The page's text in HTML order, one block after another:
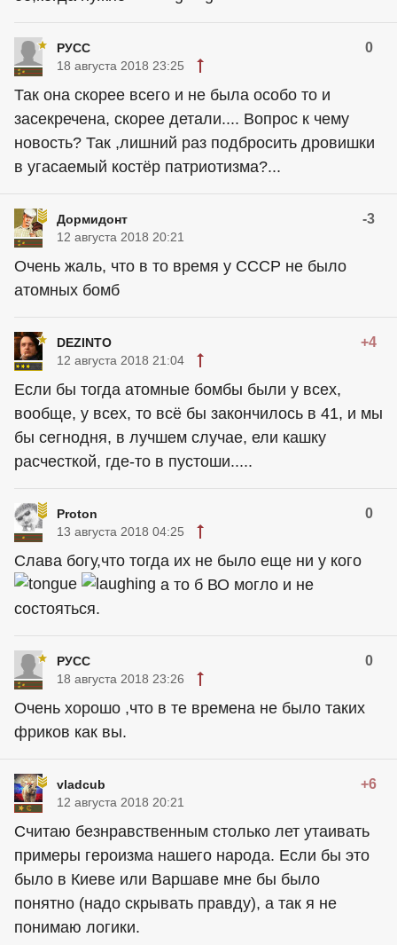
РУСС 0
18 августа 2018 23:25
Так она скорее всего и не была особо то и
засекречена, скорее детали.... Вопрос к чему
новость? Так ,лишний раз подбросить дровишки
в угасаемый костёр патриотизма?...
Дормидонт -3
12 августа 2018 20:21
Очень жаль, что в то время у СССР не было
атомных бомб
DEZINTO +4
12 августа 2018 21:04
Если бы тогда атомные бомбы были у всех,
вообще, у всех, то всё бы закончилось в 41, и мы
бы сегнодня, в лучшем случае, ели кашку
расчесткой, где-то в пустоши.....
Proton 0
13 августа 2018 04:25
Слава богу,что тогда их не было еще ни у кого
а то б ВО могло и не
состояться.
РУСС 0
18 августа 2018 23:26
Очень хорошо ,что в те времена не было таких
фриков как вы.
vladcub +6
12 августа 2018 20:21
Считаю безнравственным столько лет утаивать
примеры героизма нашего народа. Если бы это
было в Киеве или Варшаве мне бы было
понятно (надо скрывать правду), а так я не
понимаю логики.